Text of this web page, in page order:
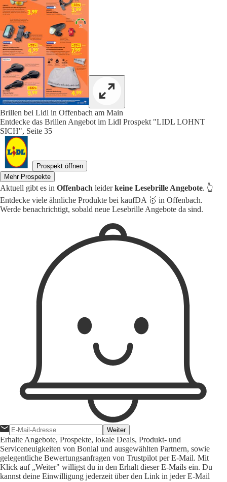
Brillen bei Lidl in Offenbach am Main
Entdecke das Brillen Angebot im Lidl Prospekt "LIDL LOHNT
SICH", Seite 35
Prospekt öffnen
Mehr Prospekte
Aktuell gibt es in Offenbach leiderkeine Lesebrille Angebote. 👆
Entdecke viele ähnliche Produkte bei kaufDA 🥇 in Offenbach.
Werde benachrichtigt, sobald neue Lesebrille Angebote da sind.
Weiter
Erhalte Angebote, Prospekte, lokale Deals, Produkt- und
Serviceneuigkeiten von Bonial und ausgewählten Partnern, sowie
gelegentliche Bewertungsanfragen von Trustpilot per E-Mail. Mit
Klick auf „Weiter" willigst du in den Erhalt dieser E-Mails ein. Du
kannst deine Einwilligung jederzeit über den Link in jeder E-Mail